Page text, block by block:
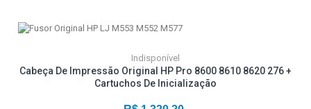
Indisponível
Cabeça De Impressão Original HP Pro 8600 8610 8620 276 +
Cartuchos De Inicialização